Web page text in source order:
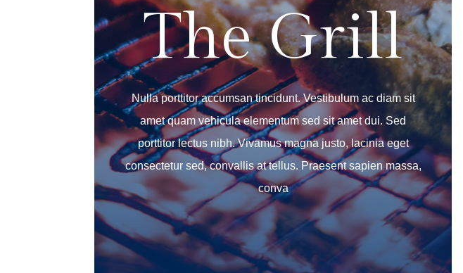
The Grill
Nulla porttitor accumsan tincidunt. Vestibulum ac diam sit
amet quam vehicula elementum sed sit amet dui. Sed
porttitor lectus nibh. Vivamus magna justo, lacinia eget
consectetur sed, convallis at tellus. Praesent sapien massa,
conva